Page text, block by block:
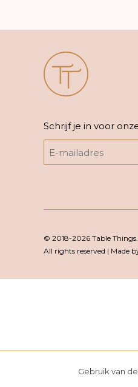
Schrijf je in voor
© 2018-2026 Table Things.
All rights reserved | Made
Gebruik van